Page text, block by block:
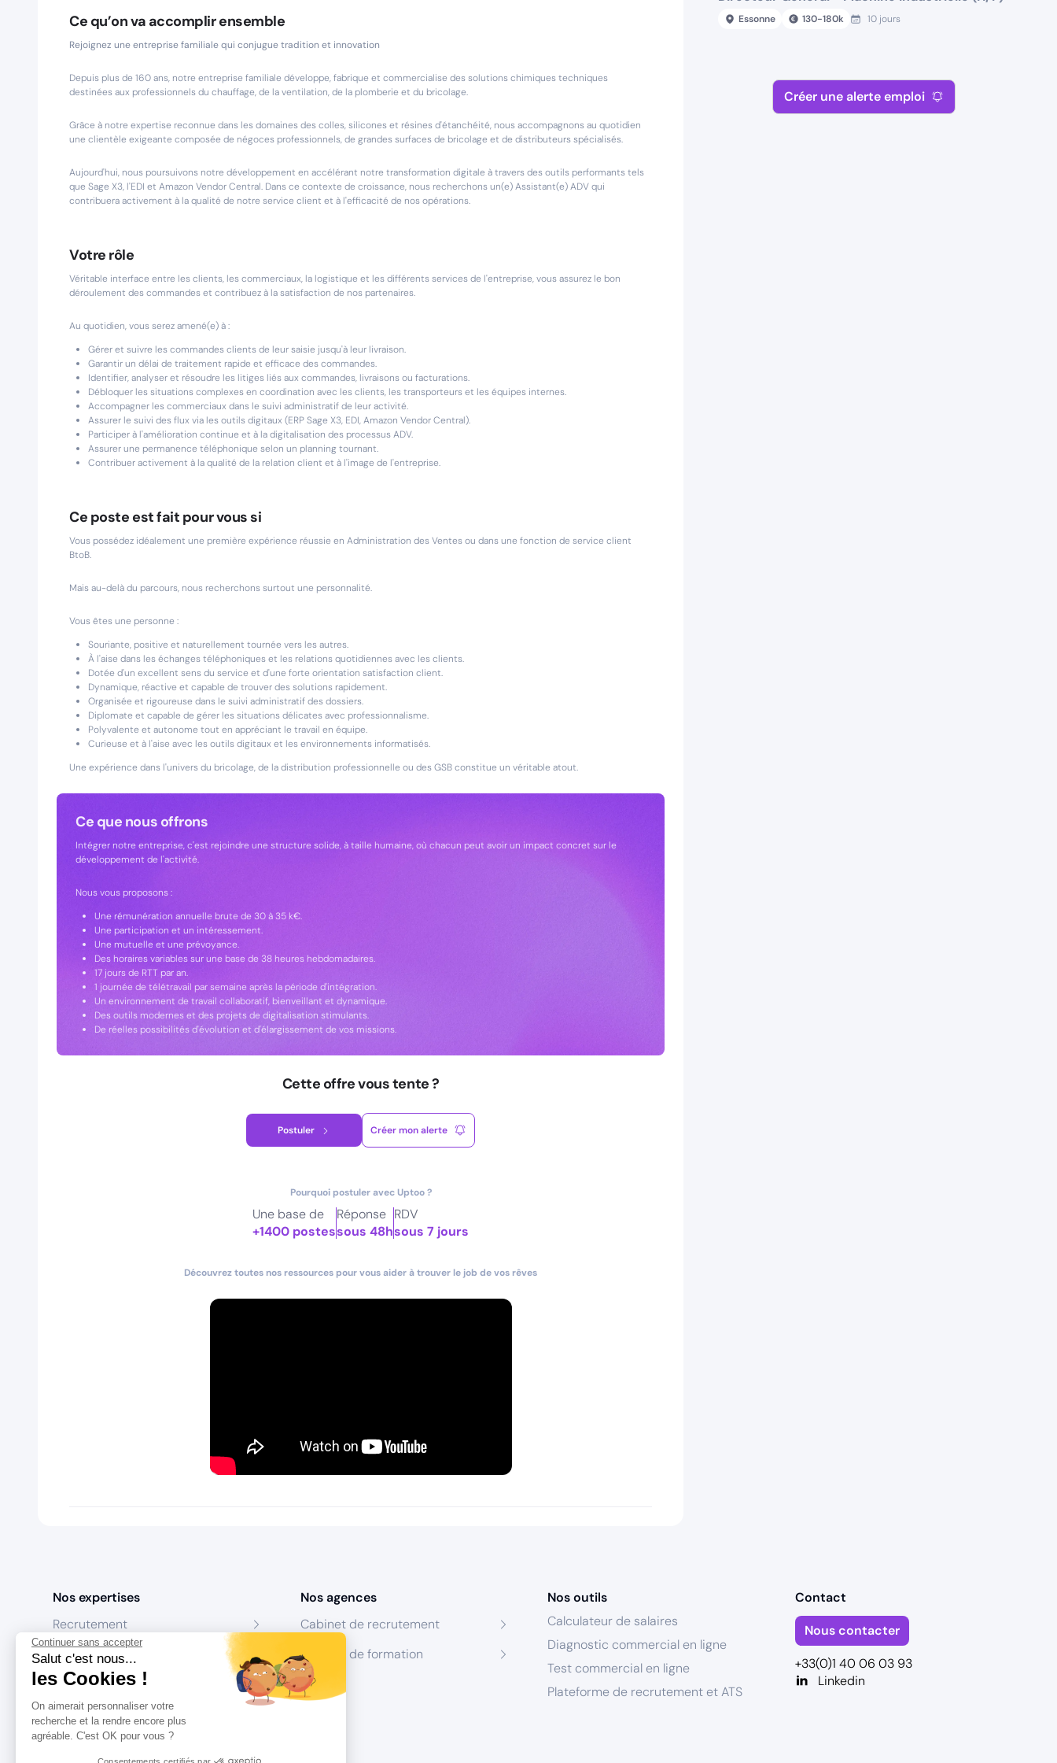
Continuer sans accepter
Salut c'est nous...
les Cookies !
On aimerait personnaliser votre
recherche et la rendre encore plus
agréable. C'est OK pour vous ?
Consentements certifiés par
Ce qu’on va accomplir ensemble
Rejoignez une entreprise familiale qui conjugue tradition et innovation
Depuis plus de 160 ans, notre entreprise familiale développe, fabrique et commercialise des solutions chimiques techniques
destinées aux professionnels du chauffage, de la ventilation, de la plomberie et du bricolage.
Grâce à notre expertise reconnue dans les domaines des colles, silicones et résines d'étanchéité, nous accompagnons au quotidien
une clientèle exigeante composée de négoces professionnels, de grandes surfaces de bricolage et de distributeurs spécialisés.
Aujourd'hui, nous poursuivons notre développement en accélérant notre transformation digitale à travers des outils performants tels
que Sage X3, l'EDI et Amazon Vendor Central. Dans ce contexte de croissance, nous recherchons un(e) Assistant(e) ADV qui
contribuera activement à la qualité de notre service client et à l'efficacité de nos opérations.
Votre rôle
Véritable interface entre les clients, les commerciaux, la logistique et les différents services de l'entreprise, vous assurez le bon
déroulement des commandes et contribuez à la satisfaction de nos partenaires.
Au quotidien, vous serez amené(e) à :
Gérer et suivre les commandes clients de leur saisie jusqu'à leur livraison.
Garantir un délai de traitement rapide et efficace des commandes.
Identifier, analyser et résoudre les litiges liés aux commandes, livraisons ou facturations.
Débloquer les situations complexes en coordination avec les clients, les transporteurs et les équipes internes.
Accompagner les commerciaux dans le suivi administratif de leur activité.
Assurer le suivi des flux via les outils digitaux (ERP Sage X3, EDI, Amazon Vendor Central).
Participer à l'amélioration continue et à la digitalisation des processus ADV.
Assurer une permanence téléphonique selon un planning tournant.
Contribuer activement à la qualité de la relation client et à l'image de l'entreprise.
Ce poste est fait pour vous si
Vous possédez idéalement une première expérience réussie en Administration des Ventes ou dans une fonction de service client
BtoB.
Mais au-delà du parcours, nous recherchons surtout une personnalité.
Vous êtes une personne :
Souriante, positive et naturellement tournée vers les autres.
À l'aise dans les échanges téléphoniques et les relations quotidiennes avec les clients.
Dotée d'un excellent sens du service et d'une forte orientation satisfaction client.
Dynamique, réactive et capable de trouver des solutions rapidement.
Organisée et rigoureuse dans le suivi administratif des dossiers.
Diplomate et capable de gérer les situations délicates avec professionnalisme.
Polyvalente et autonome tout en appréciant le travail en équipe.
Curieuse et à l'aise avec les outils digitaux et les environnements informatisés.
Une expérience dans l'univers du bricolage, de la distribution professionnelle ou des GSB constitue un véritable atout.
Ce que nous offrons
Intégrer notre entreprise, c'est rejoindre une structure solide, à taille humaine, où chacun peut avoir un impact concret sur le
développement de l'activité.
Nous vous proposons :
Une rémunération annuelle brute de 30 à 35 k€.
Une participation et un intéressement.
Une mutuelle et une prévoyance.
Des horaires variables sur une base de 38 heures hebdomadaires.
17 jours de RTT par an.
1 journée de télétravail par semaine après la période d'intégration.
Un environnement de travail collaboratif, bienveillant et dynamique.
Des outils modernes et des projets de digitalisation stimulants.
De réelles possibilités d'évolution et d'élargissement de vos missions.
Cette offre vous tente ?
Postuler Créer mon alerte
Pourquoi postuler avec Uptoo ?
Une base de
+1400 postes
Réponse
sous 48h
RDV
sous 7 jours
Découvrez toutes nos ressources pour vous aider à trouver le job de vos rêves
Essonne 130-180k 10 jours
Créer une alerte emploi
Nos expertises
Recrutement
Formation
Coaching
Conseil
Nos agences
Cabinet de recrutement
Centres de formation
Nos outils
Calculateur de salaires
Diagnostic commercial en ligne
Test commercial en ligne
Plateforme de recrutement et ATS
Contact
Nous contacter
+33(0)1 40 06 03 93
Linkedin